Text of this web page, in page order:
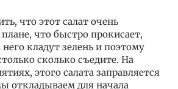
что этот салат очень
что быстро прокисает,
кладут зелень и поэтому
сколько съедите. На
этого салата заправляется
откладываем для начала